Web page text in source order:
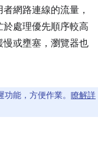
網路連線的流量，
處理優先順序較高
或壅塞，瀏覽器也
能，方便作業。 瞭解詳